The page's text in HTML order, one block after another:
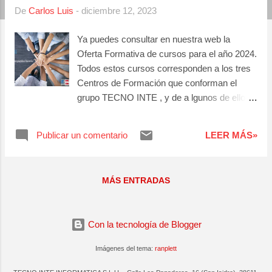
De Carlos Luis - diciembre 12, 2023
Ya puedes consultar en nuestra web la
Oferta Formativa de cursos para el año 2024.
Todos estos cursos corresponden a los tres
Centros de Formación que conforman el
grupo TECNO INTE , y de a lgunos de ellos
formarte con nosotros. Preinscríbete en este
Publicar un comentario LEER MÁS»
MÁS ENTRADAS
Con la tecnología de Blogger
Imágenes del tema: ranplett